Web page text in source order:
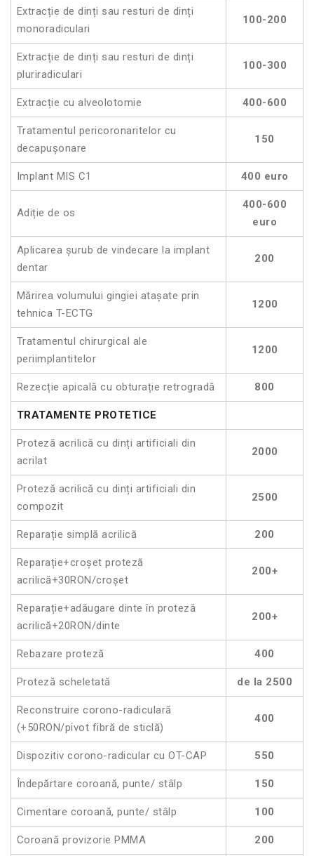
Extracție de dinți sau resturi de dinți
monoradiculari
100-200
Extracție de dinți sau resturi de dinți
pluriradiculari
100-300
Extracție cu alveolotomie 400-600
Tratamentul pericoronaritelor cu
decapușonare
150
Implant MIS C1 400 euro
Adiție de os
400-600
euro
Aplicarea șurub de vindecare la implant
dentar
200
Mărirea volumului gingiei atașate prin
tehnica T-ECTG
1200
Tratamentul chirurgical ale
periimplantitelor
1200
Rezecție apicală cu obturație retrogradă 800
TRATAMENTE PROTETICE
Proteză acrilică cu dinți artificiali din
acrilat
2000
Proteză acrilică cu dinți artificiali din
compozit
2500
Reparație simplă acrilică 200
Reparație+croșet proteză
acrilică+30RON/croșet
200+
Reparație+adăugare dinte în proteză
acrilică+20RON/dinte
200+
Rebazare proteză 400
Proteză scheletată de la 2500
Reconstruire corono-radiculară
(+50RON/pivot fibră de sticlă)
400
Dispozitiv corono-radicular cu OT-CAP 550
Îndepărtare coroană, punte/ stâlp 150
Cimentare coroană, punte/ stâlp 100
Coroană provizorie PMMA 200